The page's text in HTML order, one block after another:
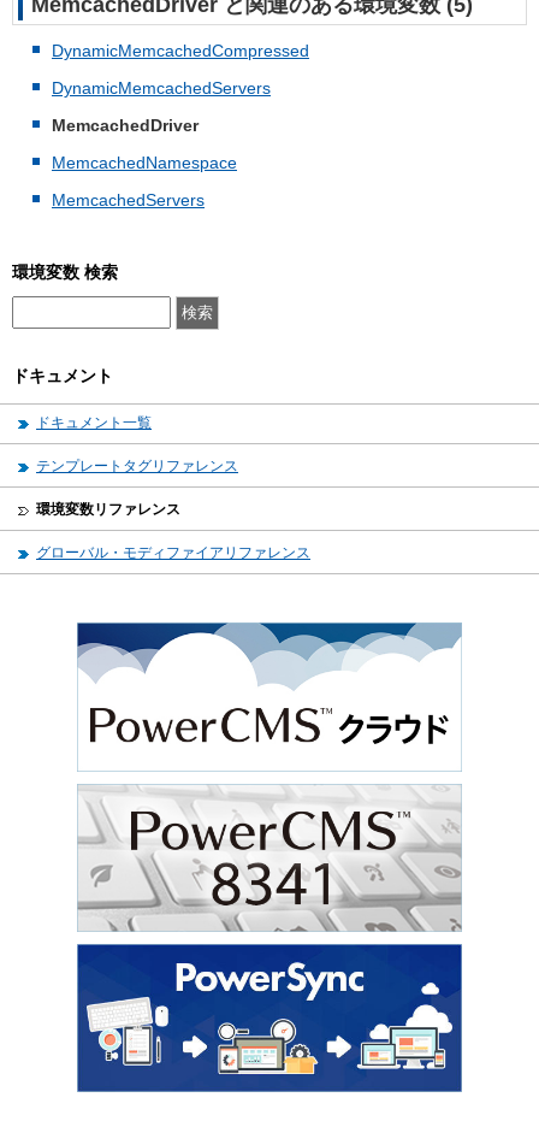
MemcachedDriver と関連のある環境変数 (5)
DynamicMemcachedCompressed
DynamicMemcachedServers
MemcachedDriver
MemcachedNamespace
MemcachedServers
環境変数 検索
ドキュメント
ドキュメント一覧
テンプレートタグリファレンス
環境変数リファレンス
グローバル・モディファイアリファレンス